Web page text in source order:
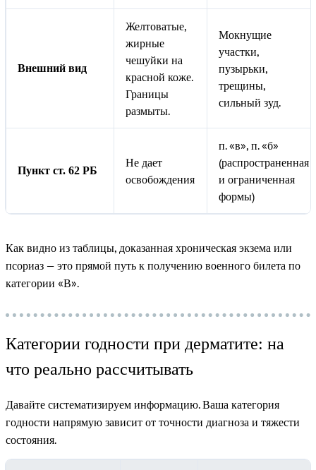
Внешний вид
Желтоватые,
жирные
чешуйки на
красной коже.
Границы
размыты.
Мокнущие
участки,
пузырьки,
трещины,
сильный зуд.
Пункт ст. 62 РБ
Не дает
освобождения
п. «в», п. «б»
(распространенная
и ограниченная
формы)
Как видно из таблицы, доказанная хроническая экзема или
псориаз — это прямой путь к получению военного билета по
категории «В».
Категории годности при дерматите: на
что реально рассчитывать
Давайте систематизируем информацию. Ваша категория
годности напрямую зависит от точности диагноза и тяжести
состояния.